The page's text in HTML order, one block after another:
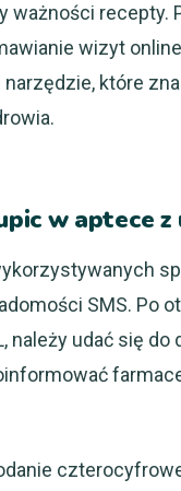
ważności
wizyt
które
w aptece z
SMS. Po
należy udać się